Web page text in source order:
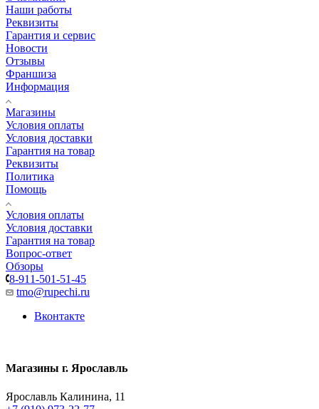
Наши работы
Реквизиты
Гарантия и сервис
Новости
Отзывы
Франшиза
Информация
Магазины
Условия оплаты
Условия доставки
Гарантия на товар
Реквизиты
Политика
Помощь
Условия оплаты
Условия доставки
Гарантия на товар
Вопрос-ответ
Обзоры
8-911-501-51-45
tmo@rupechi.ru
Вконтакте
Магазины г. Ярославль
Ярославль Калинина, 11